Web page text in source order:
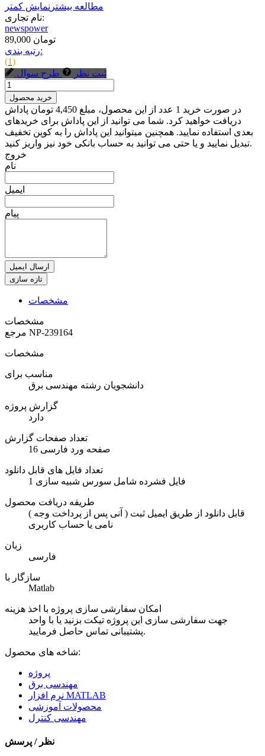
مطالعه بیشتر نمایش کمتر
نام تجاری:
newspower
89,000 تومان
رتبه بندی:
(1)
ثبت نظر
طرح سوال
خرید محصول
در صورت خرید 1 عدد از این محصول، مبلغ 4,450 تومان پاداش
دریافت خواهید کرد. شما می توانید از این پاداش برای خریدهای
بعدی استفاده نمایید. همچنین میتوانید این پاداش را به کوپن تخفیف
تبدیل نمایید و یا حتی می توانید به حساب بانکی خود نیز واریز کنید.
خروج
نام
ایمیل
پیام
ارسال ایمیل
مشخصات
مشخصات
NP-239164
مشخصات
مناسب برای
دانشجویان رشته مهندسی برق
گزارش پروژه
دارد
تعداد صفحات گزارش
16 صفحه ورد فارسی
تعداد فایل های قابل دانلود
1 فایل فشرده شامل سورس شبیه سازی
طریقه دریافت محصول
( آنی پس از پرداخت وجه ) قابل دانلود از طریق ایمیل ثبت
نامی یا حساب کاربری
زبان
فارسی
سازگار با
Matlab
امکان سفارشی سازی پروژه با اخذ هزینه
جهت سفارشی سازی این پروژه تیکت بزنید یا با واحد
پشتیبانی تماس حاصل فرمایید.
شاخه های محصول:
پروژه
مهندسی برق
نرم افزار MATLAB
محصولات آموزشی
مهندسی کنترل
نظر / پرسش